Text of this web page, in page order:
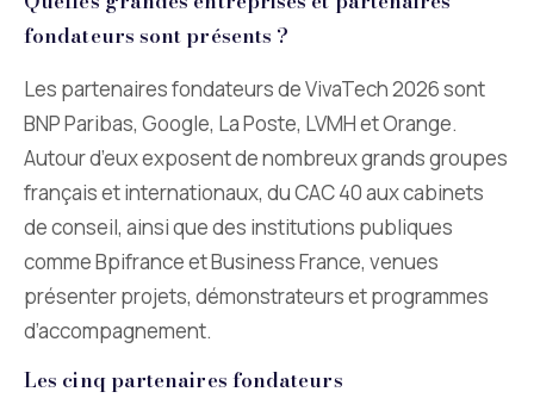
fondateurs sont présents ?
Les partenaires fondateurs de VivaTech 2026 sont
BNP Paribas, Google, La Poste, LVMH et Orange.
Autour d’eux exposent de nombreux grands groupes
français et internationaux, du CAC 40 aux cabinets
de conseil, ainsi que des institutions publiques
comme Bpifrance et Business France, venues
présenter projets, démonstrateurs et programmes
d’accompagnement.
Les cinq partenaires fondateurs